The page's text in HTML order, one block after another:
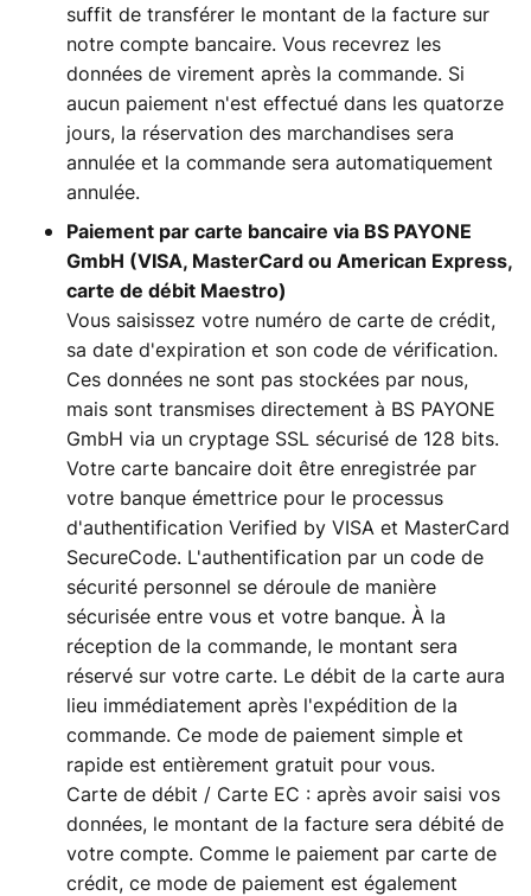
suffit de transférer le montant de la facture sur
notre compte bancaire. Vous recevrez les
données de virement après la commande. Si
aucun paiement n'est effectué dans les quatorze
jours, la réservation des marchandises sera
annulée et la commande sera automatiquement
annulée.
Paiement par carte bancaire via BS PAYONE
GmbH (VISA, MasterCard ou American Express,
carte de débit Maestro)
Vous saisissez votre numéro de carte de crédit,
sa date d'expiration et son code de vérification.
Ces données ne sont pas stockées par nous,
mais sont transmises directement à BS PAYONE
GmbH via un cryptage SSL sécurisé de 128 bits.
Votre carte bancaire doit être enregistrée par
votre banque émettrice pour le processus
d'authentification Verified by VISA et MasterCard
SecureCode. L'authentification par un code de
sécurité personnel se déroule de manière
sécurisée entre vous et votre banque. À la
réception de la commande, le montant sera
réservé sur votre carte. Le débit de la carte aura
lieu immédiatement après l'expédition de la
commande. Ce mode de paiement simple et
rapide est entièrement gratuit pour vous.
Carte de débit / Carte EC : après avoir saisi vos
données, le montant de la facture sera débité de
votre compte. Comme le paiement par carte de
crédit, ce mode de paiement est également